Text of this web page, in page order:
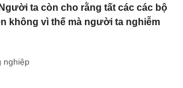
ta còn cho rằng tất các các bộ
không vì thế mà người ta nghiễm
nghiệp